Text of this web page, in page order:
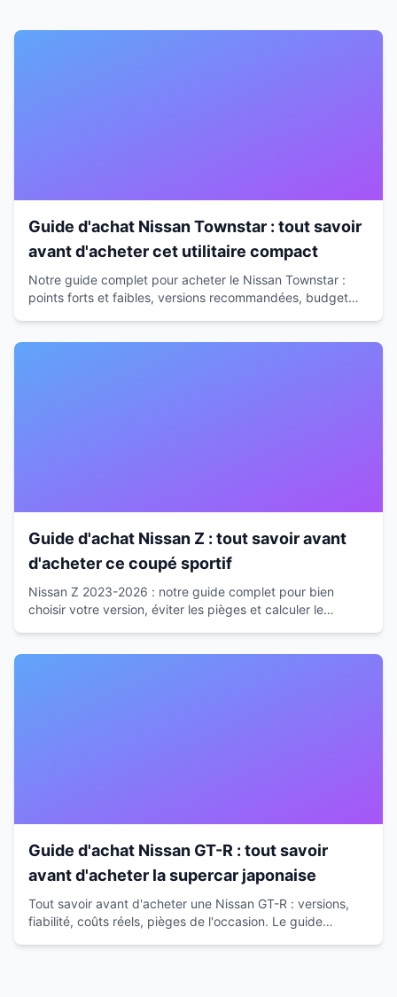
Guide d'achat Nissan Townstar : tout savoir
avant d'acheter cet utilitaire compact
Notre guide complet pour acheter le Nissan Townstar :
points forts et faibles, versions recommandées, budget
Guide d'achat Nissan Z : tout savoir avant
d'acheter ce coupé sportif
Nissan Z 2023-2026 : notre guide complet pour bien
choisir votre version, éviter les pièges et calculer le
Guide d'achat Nissan GT-R : tout savoir
avant d'acheter la supercar japonaise
Tout savoir avant d'acheter une Nissan GT-R : versions,
fiabilité, coûts réels, pièges de l'occasion. Le guide